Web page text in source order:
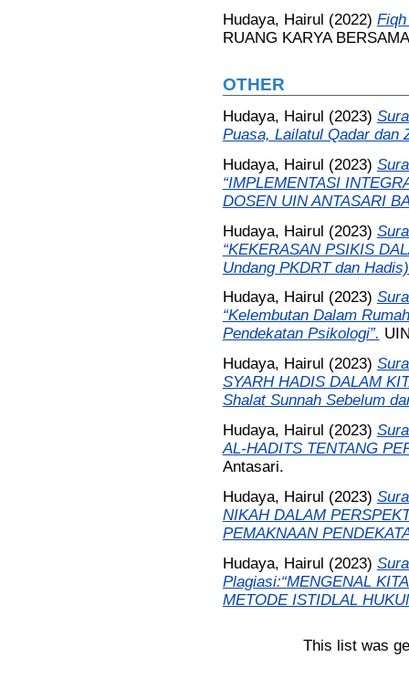
Hudaya, Hairul (2022)
RUANG KARYA
OTHER
Hudaya, Hairul (2023)
Puasa, Lailatul Qadar dan
Hudaya, Hairul (2023)
“IMPLEMENTASI
DOSEN UIN ANTASARI
Hudaya, Hairul (2023)
“KEKERASAN PSIKIS
Undang PKDRT dan
Hudaya, Hairul (2023)
“Kelembutan Dalam
Pendekatan Psikologi”.
Hudaya, Hairul (2023)
SYARH HADIS DALAM
Shalat Sunnah Sebelum
Hudaya, Hairul (2023)
AL-HADITS TENTANG
Antasari.
Hudaya, Hairul (2023)
NIKAH DALAM
PEMAKNAAN
Hudaya, Hairul (2023)
Plagiasi:“MENGENAL
METODE ISTIDLAL
This list was